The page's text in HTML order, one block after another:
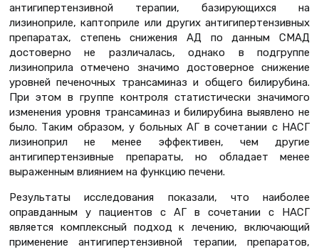
антигипертензивной терапии, базирующихся на
лизиноприле, каптоприле или других антигипертензивных
препаратах, степень снижения АД по данным СМАД
достоверно не различалась, однако в подгруппе
лизиноприла отмечено значимо достоверное снижение
уровней печеночных трансаминаз и общего билирубина.
При этом в группе контроля статистически значимого
изменения уровня трансаминаз и билирубина выявлено не
было. Таким образом, у больных АГ в сочетании с НАСГ
лизиноприл не менее эффективен, чем другие
антигипертензивные препараты, но обладает менее
выраженным влиянием на функцию печени.
Результаты исследования показали, что наиболее
оправданным у пациентов с АГ в сочетании с НАСГ
является комплексный подход к лечению, включающий
применение антигипертензивной терапии, препаратов,